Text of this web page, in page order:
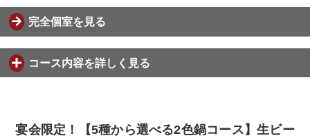
完全個室を見る
コース内容を詳しく見る
宴会限定！【5種から選べる2色鍋コース】生ビー